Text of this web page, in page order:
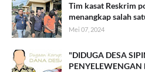
Tim kasat Reskrim
menangkap salah
Mei 07, 2024
"DIDUGA DESA
PENYELEWENGAN